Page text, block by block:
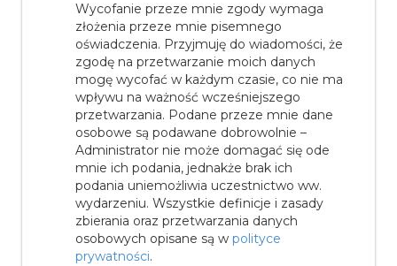
Wycofanie przeze mnie zgody wymaga
złożenia przeze mnie pisemnego
oświadczenia. Przyjmuję do wiadomości, że
zgodę na przetwarzanie moich danych
mogę wycofać w każdym czasie, co nie ma
wpływu na ważność wcześniejszego
przetwarzania. Podane przeze mnie dane
osobowe są podawane dobrowolnie –
Administrator nie może domagać się ode
mnie ich podania, jednakże brak ich
podania uniemożliwia uczestnictwo ww.
wydarzeniu. Wszystkie definicje i zasady
zbierania oraz przetwarzania danych
osobowych opisane są w polityce
prywatności.